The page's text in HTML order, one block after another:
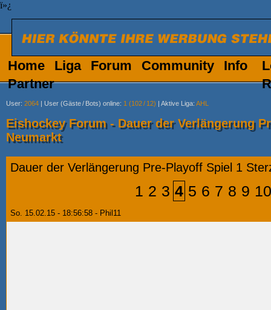
ï»¿
Home Liga Forum Community
Info
Partner
User: 2064 | User (Gäste/ Bots) online: 1 (102/ 12) | Aktive Liga: AHL
Eishockey Forum - Dauer der Verlängerung
Neumarkt
Dauer der Verlängerung Pre-Playoff Spiel 1
1 2 3 4 5 6 7 8 9 10
So. 15.02.15 - 18:56:58 - Phil11